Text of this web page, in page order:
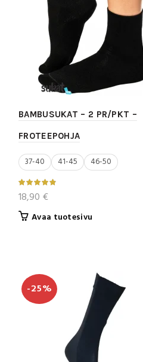
BAMBUSUKAT – 2 PR/PKT –
FROTEEPOHJA
37-40 41-45 46-50
18,90 €
Avaa tuotesivu
muunnelma.
Voit
tehdä
valinnat
tuotteen
sivulla.
-25%